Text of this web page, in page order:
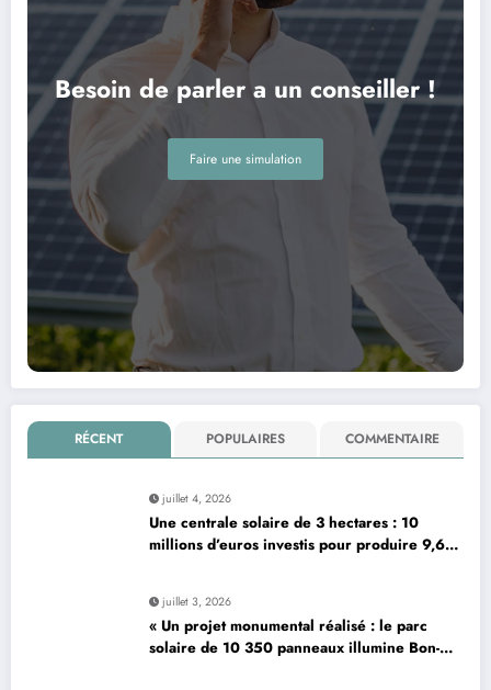
Besoin de parler a un conseiller !
Faire une simulation
RÉCENT POPULAIRES COMMENTAIRE
juillet 4, 2026
Une centrale solaire de 3 hectares : 10
millions d’euros investis pour produire 9,6
juillet 3, 2026
« Un projet monumental réalisé : le parc
solaire de 10 350 panneaux illumine Bon-…